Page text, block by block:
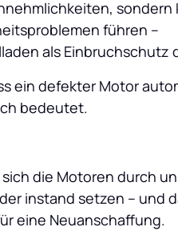
sondern
führen –
als Einbruchschutz
ein defekter Motor
bedeutet.
die Motoren durch
instand setzen – und
eine Neuanschaffung.